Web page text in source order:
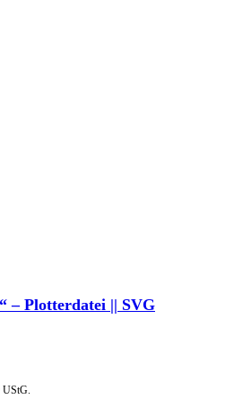
– Plotterdatei || SVG